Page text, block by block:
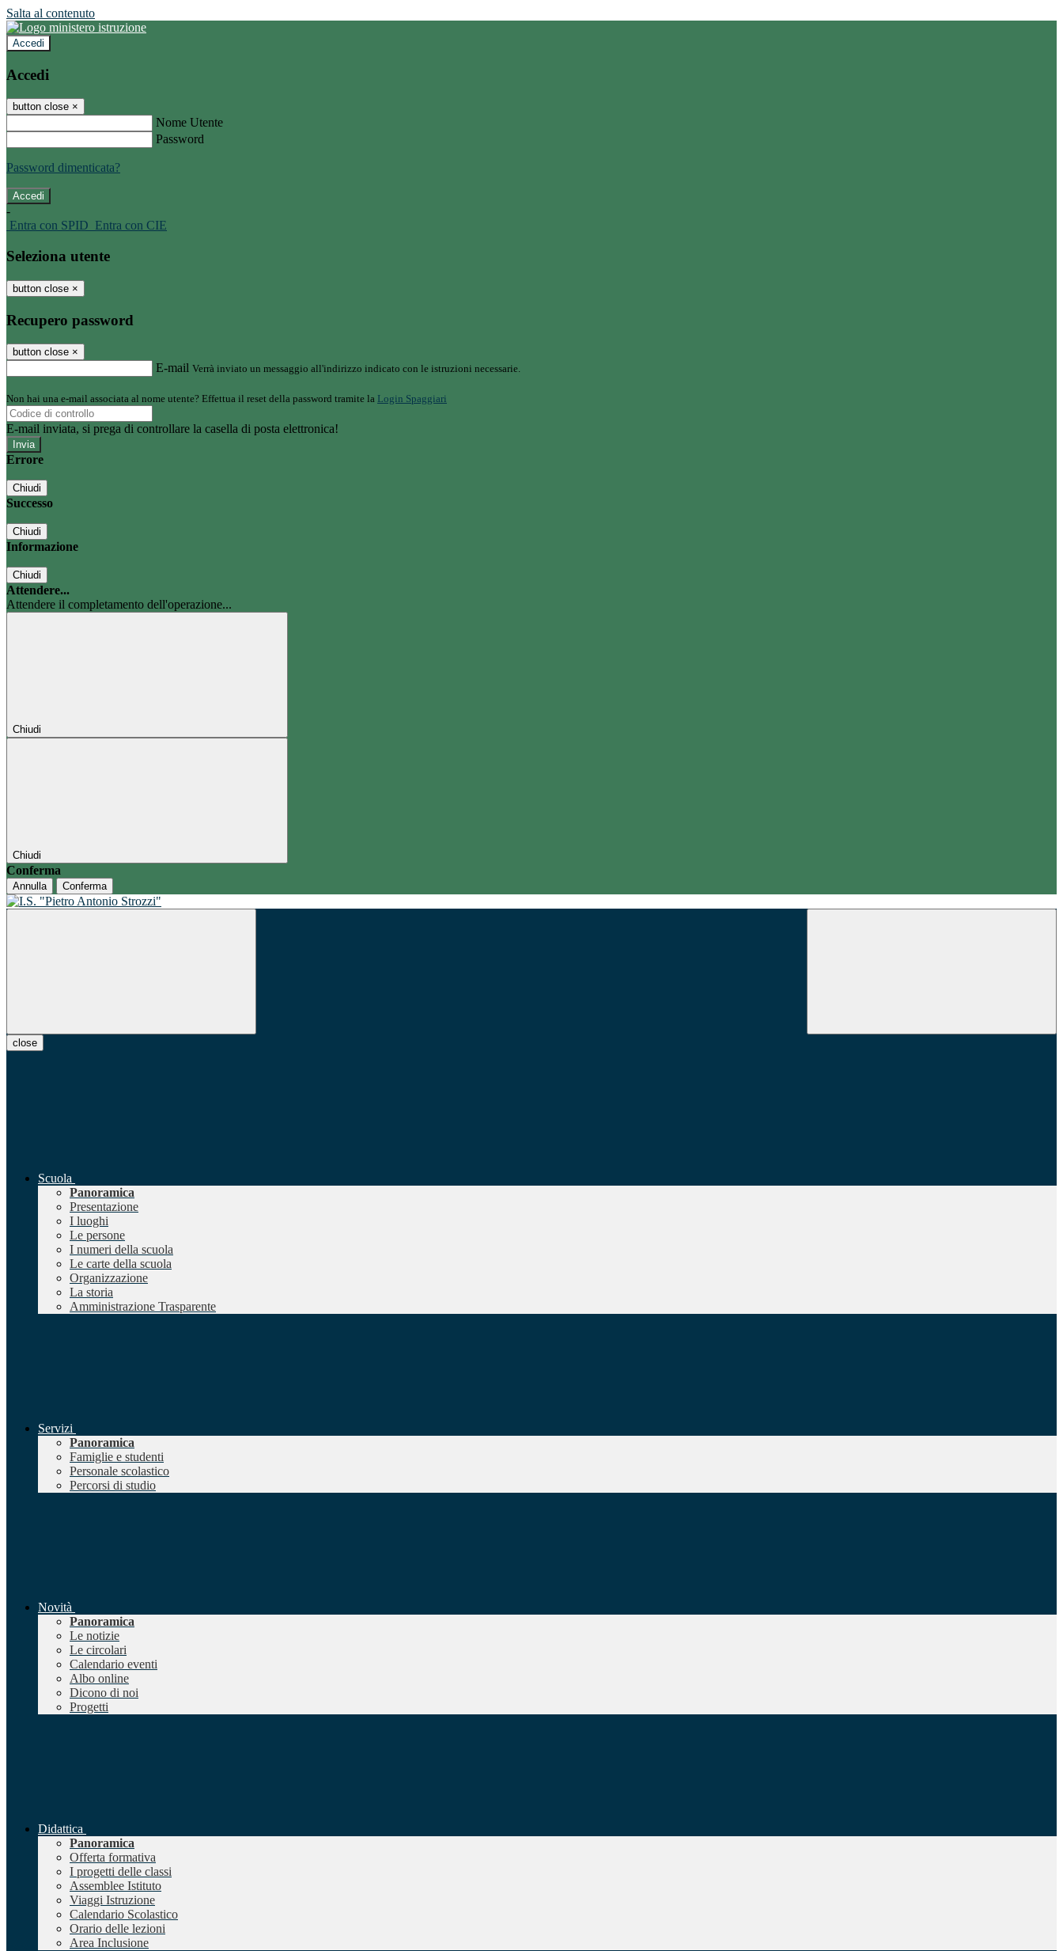
Salta al contenuto
Accedi
Accedi
button close ×
Nome Utente
Password
Password dimenticata?
-
Entra con SPID Entra con CIE
Seleziona utente
button close ×
Recupero password
button close ×
E-mail Verrà inviato un messaggio all'indirizzo indicato con le istruzioni necessarie.
Non hai una e-mail associata al nome utente? Effettua il reset della password tramite la Login Spaggiari
E-mail inviata, si prega di controllare la casella di posta elettronica!
Errore
Chiudi
Successo
Chiudi
Informazione
Chiudi
Attendere...
Attendere il completamento dell'operazione...
Chiudi
Chiudi
Conferma
Annulla Conferma
close
Scuola
Panoramica
Presentazione
I luoghi
Le persone
I numeri della scuola
Le carte della scuola
Organizzazione
La storia
Amministrazione Trasparente
Servizi
Panoramica
Famiglie e studenti
Personale scolastico
Percorsi di studio
Novità
Panoramica
Le notizie
Le circolari
Calendario eventi
Albo online
Dicono di noi
Progetti
Didattica
Panoramica
Offerta formativa
I progetti delle classi
Assemblee Istituto
Viaggi Istruzione
Calendario Scolastico
Orario delle lezioni
Area Inclusione